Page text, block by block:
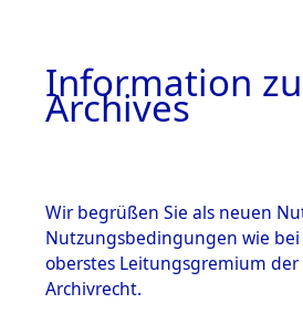
Information
Archives
Wir begrüßen Sie als neuen
Nutzungsbedingungen wie bei
oberstes Leitungsgremium
Archivrecht.